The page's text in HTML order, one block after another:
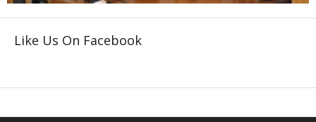
Like Us On Facebook